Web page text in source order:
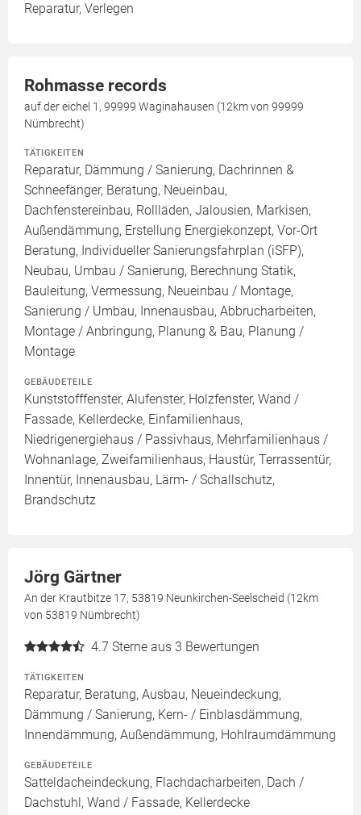
Reparatur, Verlegen
Rohmasse records
auf der eichel 1, 99999 Waginahausen (12km von 99999
Nümbrecht)
TÄTIGKEITEN
Reparatur, Dämmung / Sanierung, Dachrinnen &
Schneefänger, Beratung, Neueinbau,
Dachfenstereinbau, Rollläden, Jalousien, Markisen,
Außendämmung, Erstellung Energiekonzept, Vor-Ort
Beratung, Individueller Sanierungsfahrplan (iSFP),
Neubau, Umbau / Sanierung, Berechnung Statik,
Bauleitung, Vermessung, Neueinbau / Montage,
Sanierung / Umbau, Innenausbau, Abbrucharbeiten,
Montage / Anbringung, Planung & Bau, Planung /
Montage
GEBÄUDETEILE
Kunststofffenster, Alufenster, Holzfenster, Wand /
Fassade, Kellerdecke, Einfamilienhaus,
Niedrigenergiehaus / Passivhaus, Mehrfamilienhaus /
Wohnanlage, Zweifamilienhaus, Haustür, Terrassentür,
Innentür, Innenausbau, Lärm- / Schallschutz,
Brandschutz
Jörg Gärtner
An der Krautbitze 17, 53819 Neunkirchen-Seelscheid (12km
von 53819 Nümbrecht)
4.7 Sterne aus 3 Bewertungen
TÄTIGKEITEN
Reparatur, Beratung, Ausbau, Neueindeckung,
Dämmung / Sanierung, Kern- / Einblasdämmung,
Innendämmung, Außendämmung, Hohlraumdämmung
GEBÄUDETEILE
Satteldacheindeckung, Flachdacharbeiten, Dach /
Dachstuhl, Wand / Fassade, Kellerdecke